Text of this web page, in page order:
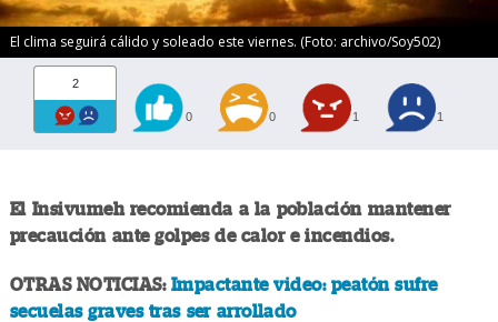
El clima seguirá cálido y soleado este viernes. (Foto: archivo/Soy502)
2
0 0 1 1
El Insivumeh recomienda a la población mantener
precaución ante golpes de calor e incendios.
OTRAS NOTICIAS: Impactante video: peatón sufre
secuelas graves tras ser arrollado